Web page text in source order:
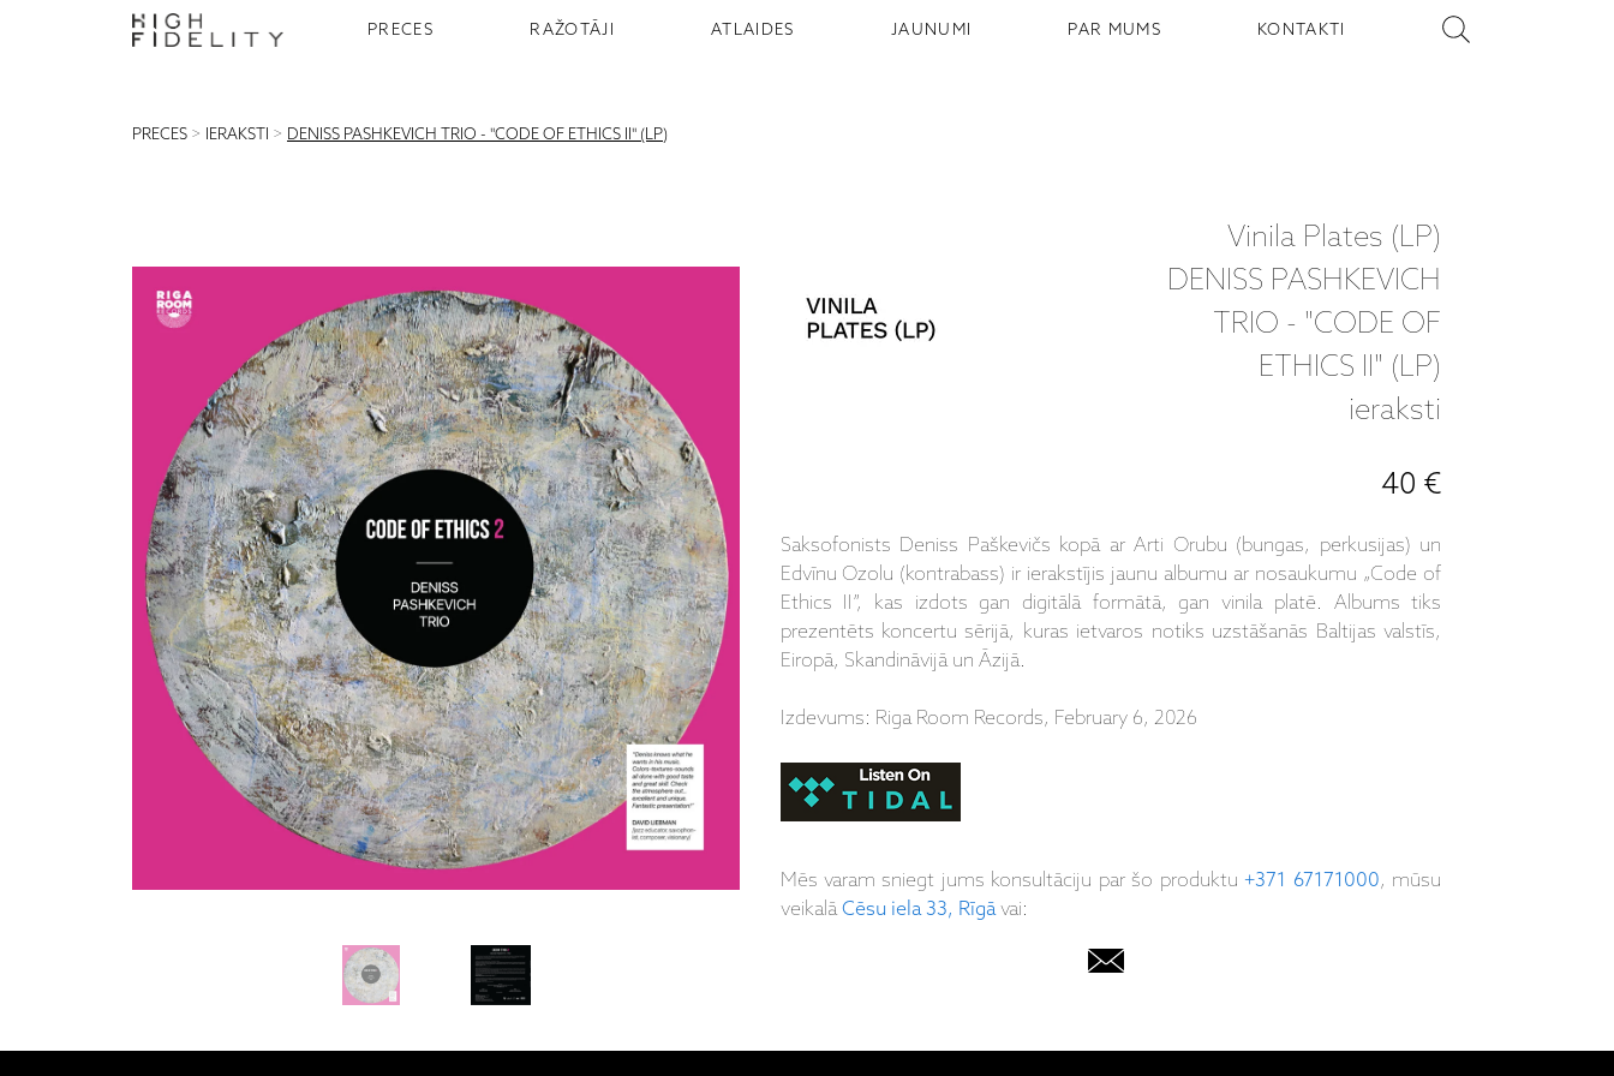
PRECES RAŽOTĀJI ATLAIDES JAUNUMI PAR MUMS KONTAKTI
PRECES > IERAKSTI > DENISS PASHKEVICH TRIO - "CODE OF ETHICS II" (LP)
Vinila Plates (LP)
DENISS PASHKEVICH
TRIO - "CODE OF
ETHICS II" (LP)
ieraksti
40 €
Saksofonists Deniss Paškevičs kopā ar Arti Orubu (bungas, perkusijas) un
Edvīnu Ozolu (kontrabass) ir ierakstījis jaunu albumu ar nosaukumu „Code of
Ethics II”, kas izdots gan digitālā formātā, gan vinila platē. Albums tiks
prezentēts koncertu sērijā, kuras ietvaros notiks uzstāšanās Baltijas valstīs,
Eiropā, Skandināvijā un Āzijā.
Izdevums: Riga Room Records, February 6, 2026
Mēs varam sniegt jums konsultāciju par šo produktu+371 67171000, mūsu
veikalāCēsu iela 33, Rīgāvai: